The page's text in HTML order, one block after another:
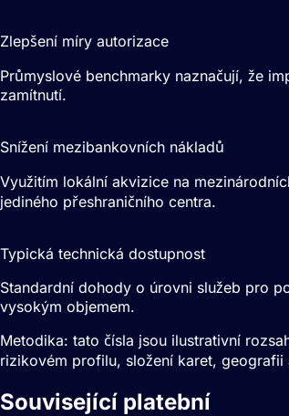
Zlepšení míry autorizace
Průmyslové benchmarky naznačují, že
zamítnutí.
Snížení mezibankovních nákladů
Využitím lokální akvizice na
jediného přeshraničního centra.
Typická technická dostupnost
Standardní dohody o úrovni služeb pro
vysokým objemem.
Metodika: tato čísla jsou ilustrativní
rizikovém profilu, složení karet,
Související platební